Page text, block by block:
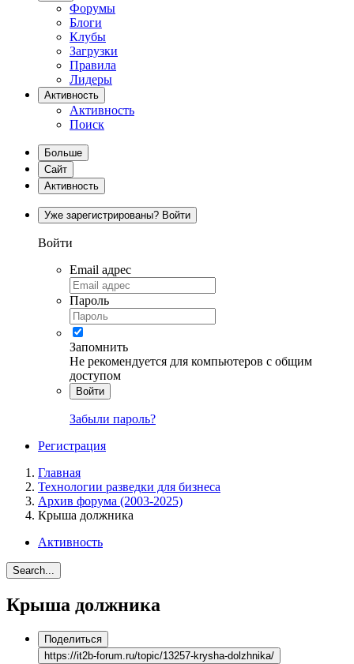
Форумы
Блоги
Клубы
Загрузки
Правила
Лидеры
Активность
Активность
Поиск
Больше
Сайт
Активность
Уже зарегистрированы? Войти
Войти
Email адрес
Пароль
Запомнить
Не рекомендуется для компьютеров с общим
доступом
Войти
Забыли пароль?
Регистрация
Главная
Технологии разведки для бизнеса
Архив форума (2003-2025)
Крыша должника
Активность
Search...
Крыша должника
Поделиться
https://it2b-forum.ru/topic/13257-krysha-dolzhnika/